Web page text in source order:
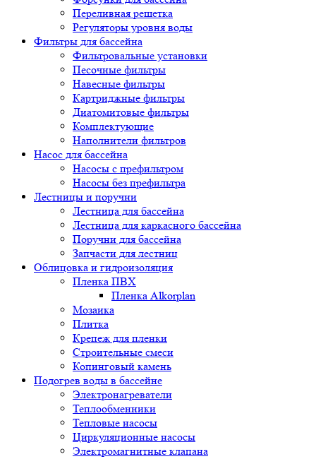
Переливная решетка
Регуляторы уровня воды
Фильтры для бассейна
Фильтровальные установки
Песочные фильтры
Навесные фильтры
Картриджные фильтры
Диатомитовые фильтры
Комплектующие
Наполнители фильтров
Насос для бассейна
Насосы с префильтром
Насосы без префильтра
Лестницы и поручни
Лестница для бассейна
Лестница для каркасного бассейна
Поручни для бассейна
Запчасти для лестниц
Облицовка и гидроизоляция
Пленка ПВХ
Пленка Alkorplan
Мозаика
Плитка
Крепеж для пленки
Строительные смеси
Копинговый камень
Подогрев воды в бассейне
Электронагреватели
Теплообменники
Тепловые насосы
Циркуляционные насосы
Электромагнитные клапана